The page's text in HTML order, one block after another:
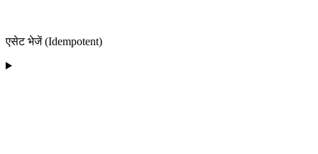
एसेट भेजें (Idempotent)